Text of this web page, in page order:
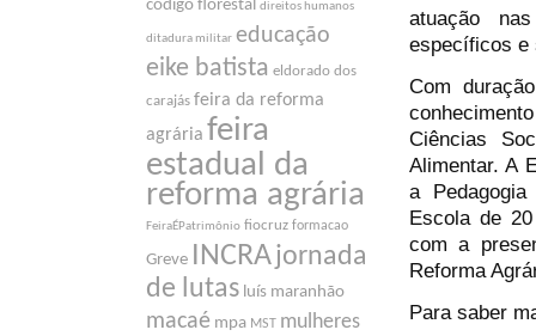
código florestal direitos humanos
ditadura militar educação
eike batista eldorado dos
carajás feira da reforma
agrária feira
estadual da
reforma agrária
FeiraÉPatrimônio fiocruz formacao
Greve INCRA jornada
de lutas luís maranhão
macaé mpa MST mulheres
atuação
específicos e
Com
Ciências
Alimentar. A
a
Escola de
com a
Reforma
Para saber